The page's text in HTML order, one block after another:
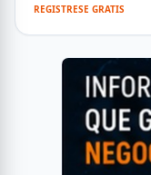
REGISTRESE GRATIS